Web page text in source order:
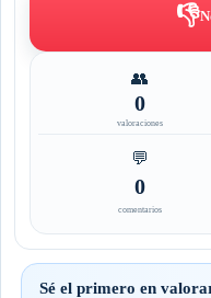
👎
👥
0
valoraciones
💬
0
comentarios
Sé el primero en